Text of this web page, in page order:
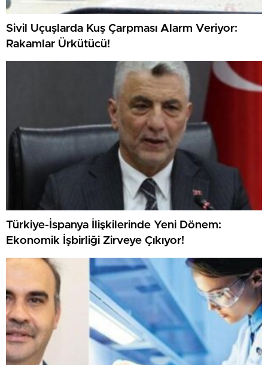
Sivil Uçuşlarda Kuş Çarpması Alarm Veriyor:
Rakamlar Ürkütücü!
Türkiye-İspanya İlişkilerinde Yeni Dönem:
Ekonomik İşbirliği Zirveye Çıkıyor!